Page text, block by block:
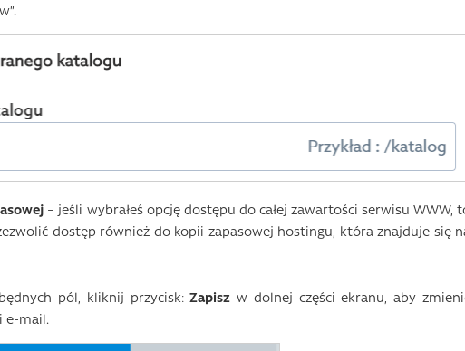
– jeśli wybrałeś opcję dostępu do całej zawartości serwisu WWW,
dostęp również do kopii zapasowej hostingu, która znajduje się
pól, kliknij przycisk:Zapisz w dolnej części ekranu, aby
e-mail.